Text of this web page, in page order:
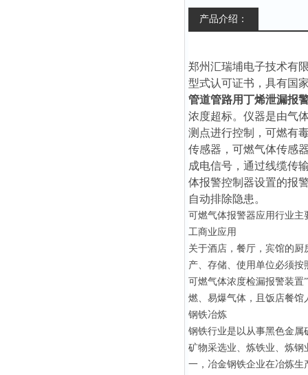
产品介绍：
郑州汇瑞埔电子技术有
型式认可证书，具有国
管道管路用丁烯泄漏报
浓度超标。仪器是由气
测点进行控制，可燃有
传感器，可燃气体传感
成电信号，通过线缆传
体报警控制器设置的报
自动排除隐患。
可燃气体报警器应用行业主
工商业应用
关于酒店，餐厅，宾馆的
产、存储、使用单位必须按
可燃气体浓度检漏报警装置
燃、易爆气体，且饭店餐
钢铁冶炼
钢铁行业是以从事黑色金
矿物采选业、炼铁业、炼
一，冶金钢铁企业在冶炼生